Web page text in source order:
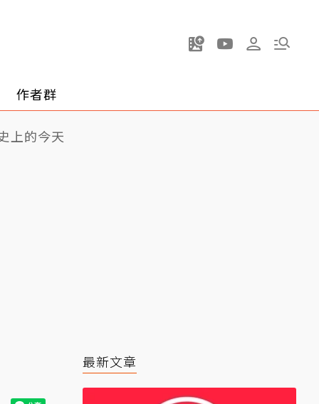
作者群
上的今天
最新文章